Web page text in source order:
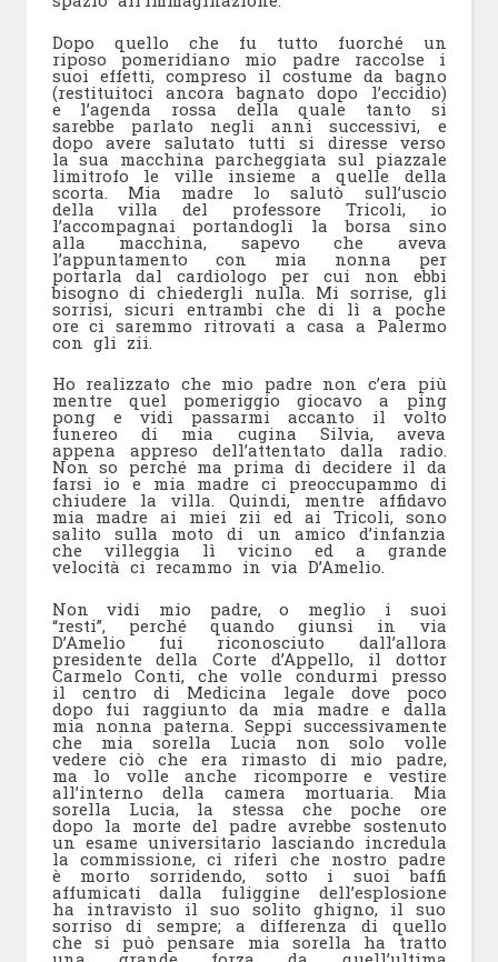
Dopo quello che fu tutto fuorché un
riposo pomeridiano mio padre raccolse i
suoi effetti, compreso il costume da bagno
(restituitoci ancora bagnato dopo l’eccidio)
e l’agenda rossa della quale tanto si
sarebbe parlato negli anni successivi, e
dopo avere salutato tutti si diresse verso
la sua macchina parcheggiata sul piazzale
limitrofo le ville insieme a quelle della
scorta. Mia madre lo salutò sull’uscio
della villa del professore Tricoli, io
l’accompagnai portandogli la borsa sino
alla macchina, sapevo che aveva
l’appuntamento con mia nonna per
portarla dal cardiologo per cui non ebbi
bisogno di chiedergli nulla. Mi sorrise, gli
sorrisi, sicuri entrambi che di lì a poche
ore ci saremmo ritrovati a casa a Palermo
con gli zii.
Ho realizzato che mio padre non c’era più
mentre quel pomeriggio giocavo a ping
pong e vidi passarmi accanto il volto
funereo di mia cugina Silvia, aveva
appena appreso dell’attentato dalla radio.
Non so perché ma prima di decidere il da
farsi io e mia madre ci preoccupammo di
chiudere la villa. Quindi, mentre affidavo
mia madre ai miei zii ed ai Tricoli, sono
salito sulla moto di un amico d’infanzia
che villeggia lì vicino ed a grande
velocità ci recammo in via D’Amelio.
Non vidi mio padre, o meglio i suoi
“resti”, perché quando giunsi in via
D’Amelio fui riconosciuto dall’allora
presidente della Corte d’Appello, il dottor
Carmelo Conti, che volle condurmi presso
il centro di Medicina legale dove poco
dopo fui raggiunto da mia madre e dalla
mia nonna paterna. Seppi successivamente
che mia sorella Lucia non solo volle
vedere ciò che era rimasto di mio padre,
ma lo volle anche ricomporre e vestire
all’interno della camera mortuaria. Mia
sorella Lucia, la stessa che poche ore
dopo la morte del padre avrebbe sostenuto
un esame universitario lasciando incredula
la commissione, ci riferì che nostro padre
è morto sorridendo, sotto i suoi baffi
affumicati dalla fuliggine dell’esplosione
ha intravisto il suo solito ghigno, il suo
sorriso di sempre; a differenza di quello
che si può pensare mia sorella ha tratto